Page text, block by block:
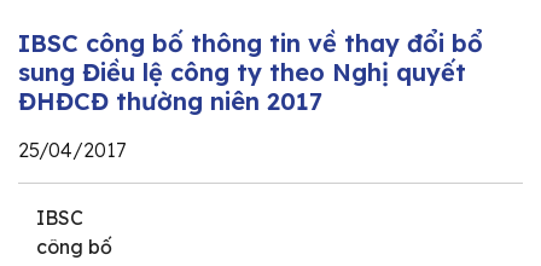
IBSC công bố thông tin về thay đổi bổ
sung Điều lệ công ty theo Nghị quyết
ĐHĐCĐ thường niên 2017
25/04/2017
IBSC
công bố